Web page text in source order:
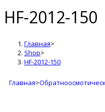
HF-2012-150
Главная>
Shop>
HF-2012-150
Главная>